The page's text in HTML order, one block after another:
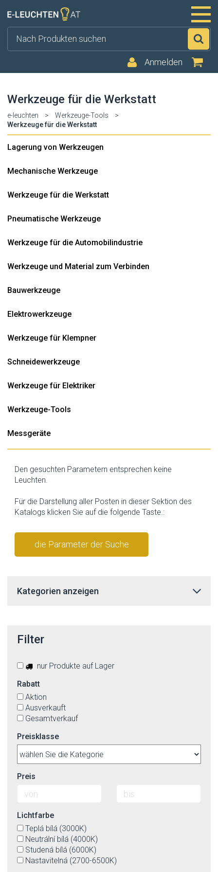
Anmelden
Werkzeuge für die Werkstatt
e-leuchten > Werkzeuge-Tools
>
Werkzeuge für die Werkstatt
Lagerung von Werkzeugen
Mechanische Werkzeuge
Werkzeuge für die Werkstatt
Pneumatische Werkzeuge
Werkzeuge für die Automobilindustrie
Werkzeuge und Material zum Verbinden
Bauwerkzeuge
Elektrowerkzeuge
Werkzeuge für Klempner
Schneidewerkzeuge
Werkzeuge für Elektriker
Werkzeuge-Tools
Messgeräte
Den gesuchten Parametern entsprechen keine
Leuchten.
Für die Darstellung aller Posten in dieser Sektion des
Katalogs klicken Sie auf die folgende Taste.:
die Parameter der Suche
Kategorien anzeigen
Filter
nur Produkte auf Lager
Rabatt
Aktion
Ausverkauft
Gesamtverkauf
Preisklasse
Preis
Lichtfarbe
Teplá bílá (3000K)
Neutrální bílá (4000K)
Studená bílá (6000K)
Nastavitelná (2700-6500K)